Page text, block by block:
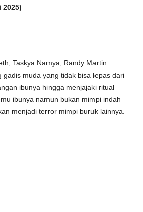
2025)
Taskya Namya, Randy Martin
gadis muda yang tidak bisa lepas dari
ibunya hingga menjajaki ritual
ibunya namun bukan mimpi indah
menjadi terror mimpi buruk lainnya.